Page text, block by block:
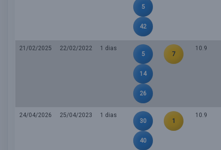
5
42
21/02/2025 22/02/2022
1 dias
5
14
26
7
10.9
24/04/2026 25/04/2023
1 dias
30
40
1
10.9